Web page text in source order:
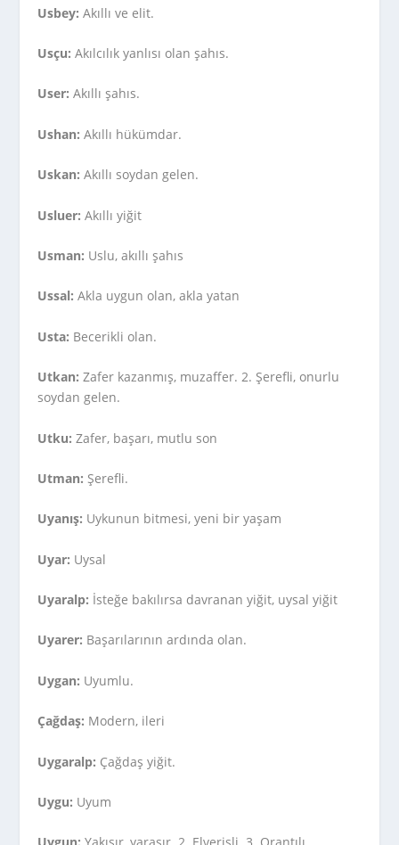
Usbey: Akıllı ve elit.
Usçu: Akılcılık yanlısı olan şahıs.
User: Akıllı şahıs.
Ushan: Akıllı hükümdar.
Uskan: Akıllı soydan gelen.
Usluer: Akıllı yiğit
Usman: Uslu, akıllı şahıs
Ussal: Akla uygun olan, akla yatan
Usta: Becerikli olan.
Utkan: Zafer kazanmış, muzaffer. 2. Şerefli, onurlu
soydan gelen.
Utku: Zafer, başarı, mutlu son
Utman: Şerefli.
Uyanış: Uykunun bitmesi, yeni bir yaşam
Uyar: Uysal
Uyaralp: İsteğe bakılırsa davranan yiğit, uysal yiğit
Uyarer: Başarılarının ardında olan.
Uygan: Uyumlu.
Çağdaş: Modern, ileri
Uygaralp: Çağdaş yiğit.
Uygu: Uyum